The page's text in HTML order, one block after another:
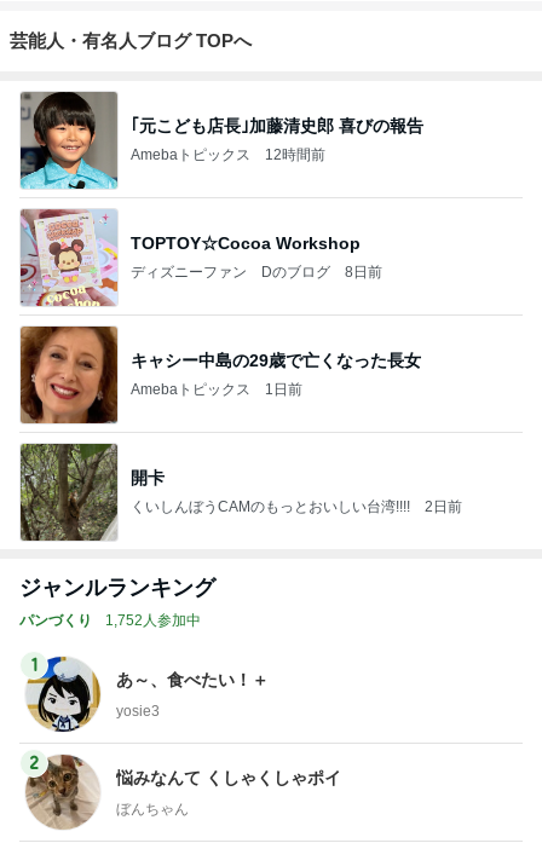
芸能人・有名人ブログ TOPへ
｢元こども店長｣加藤清史郎 喜びの報告
Amebaトピックス 12時間前
TOPTOY☆Cocoa Workshop
ディズニーファン Dのブログ 8日前
キャシー中島の29歳で亡くなった長女
Amebaトピックス 1日前
開卡
くいしんぼうCAMのもっとおいしい台湾!!!! 2日前
ジャンルランキング
パンづくり 1,752人参加中
1
あ～、食べたい！＋
yosie3
2
悩みなんて くしゃくしゃポイ
ぼんちゃん